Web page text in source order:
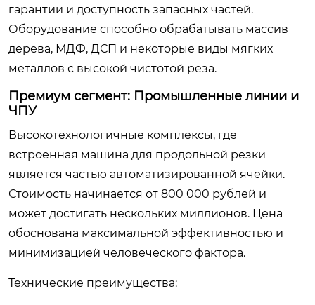
гарантии и доступность запасных частей.
Оборудование способно обрабатывать массив
дерева, МДФ, ДСП и некоторые виды мягких
металлов с высокой чистотой реза.
Премиум сегмент: Промышленные линии и
ЧПУ
Высокотехнологичные комплексы, где
встроенная машина для продольной резки
является частью автоматизированной ячейки.
Стоимость начинается от 800 000 рублей и
может достигать нескольких миллионов. Цена
обоснована максимальной эффективностью и
минимизацией человеческого фактора.
Технические преимущества: